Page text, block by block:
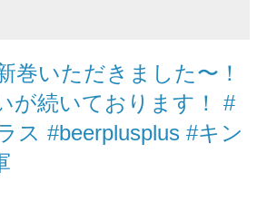
巻いただきました〜！
が続いております！ #
ス #beerplusplus #キン